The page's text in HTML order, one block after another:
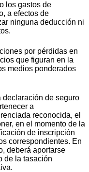
los gastos de
a efectos de
ninguna deducción ni
por pérdidas en
que figuran en la
medios ponderados
declaración de seguro
a
reconocida, el
en el momento de la
de inscripción
correspondientes. En
deberá aportarse
de la tasación